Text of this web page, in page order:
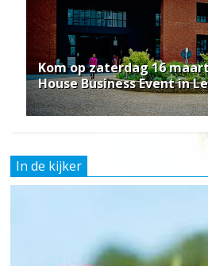
Kom op zaterdag 16
House Business Event in
In de kijker